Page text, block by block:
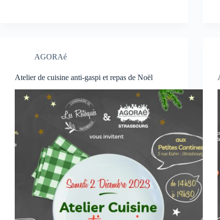
AGORAé
Atelier de cuisine anti-gaspi et repas de Noël